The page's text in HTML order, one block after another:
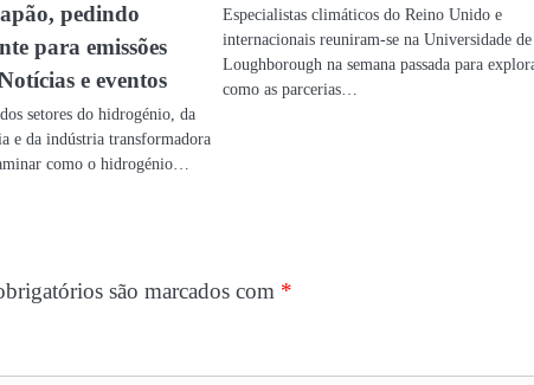
pedindo
para emissões
e eventos
setores do hidrogénio, da
e da indústria transformadora
como o hidrogénio…
Especialistas climáticos do Reino Unido e
internacionais reuniram-se na Universidade de
Loughborough na semana passada para
como as parcerias…
são marcados com *